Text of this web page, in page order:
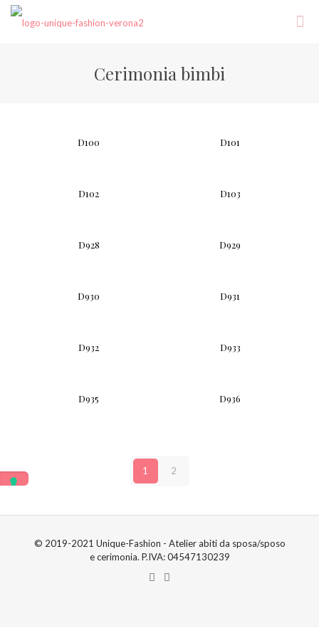
Cerimonia bimbi
D100 D101
D102 D103
D928 D929
D930 D931
D932 D933
D935 D936
1 2
© 2019-2021 Unique-Fashion - Atelier abiti da sposa/sposo
e cerimonia. P.IVA: 04547130239